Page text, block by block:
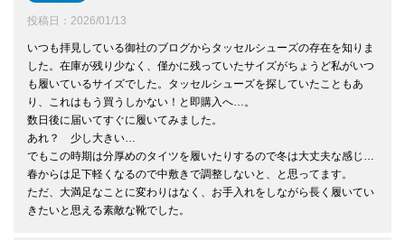
投稿日 2026/01/13
いつも拝見している御社のブログからタッセルシューズの存在を知りま
した。在庫が残り少なく、僅かに残っていたサイズがちょうど私がいつ
も履いているサイズでした。タッセルシューズを探していたこともあ
り、これはもう買うしかない！と即購入へ…。
数日後に届いてすぐに履いてみました。
あれ？　少し大きい…
でもこの時期は分厚めのタイツを履いたりするので冬は大丈夫な感じ…
春からは足下軽くなるので中敷きで調整しないと、と思ってます。
ただ、大満足なことに変わりはなく、お手入れをしながら長く履いてい
きたいと思える素敵な靴でした。